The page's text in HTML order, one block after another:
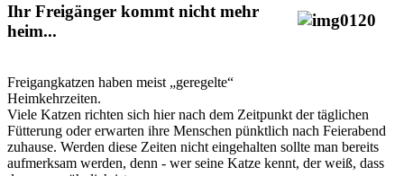
Ihr Freigänger kommt nicht mehr
heim...
Freigangkatzen haben meist „geregelte“
Heimkehrzeiten.
Viele Katzen richten sich hier nach dem Zeitpunkt der täglichen
Fütterung oder erwarten ihre Menschen pünktlich nach Feierabend
zuhause. Werden diese Zeiten nicht eingehalten sollte man bereits
aufmerksam werden, denn - wer seine Katze kennt, der weiß, dass